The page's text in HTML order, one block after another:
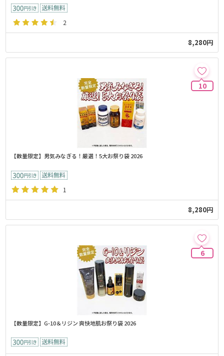
2
8,280円
10
【数量限定】男気みなぎる！厳選！5大お祭り袋 2026
1
8,280円
6
【数量限定】G-10＆リジン 爽快地肌お祭り袋 2026